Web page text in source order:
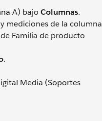
A) bajo Columnas.
mediciones de la columna
Familia de producto
.
Media (Soportes